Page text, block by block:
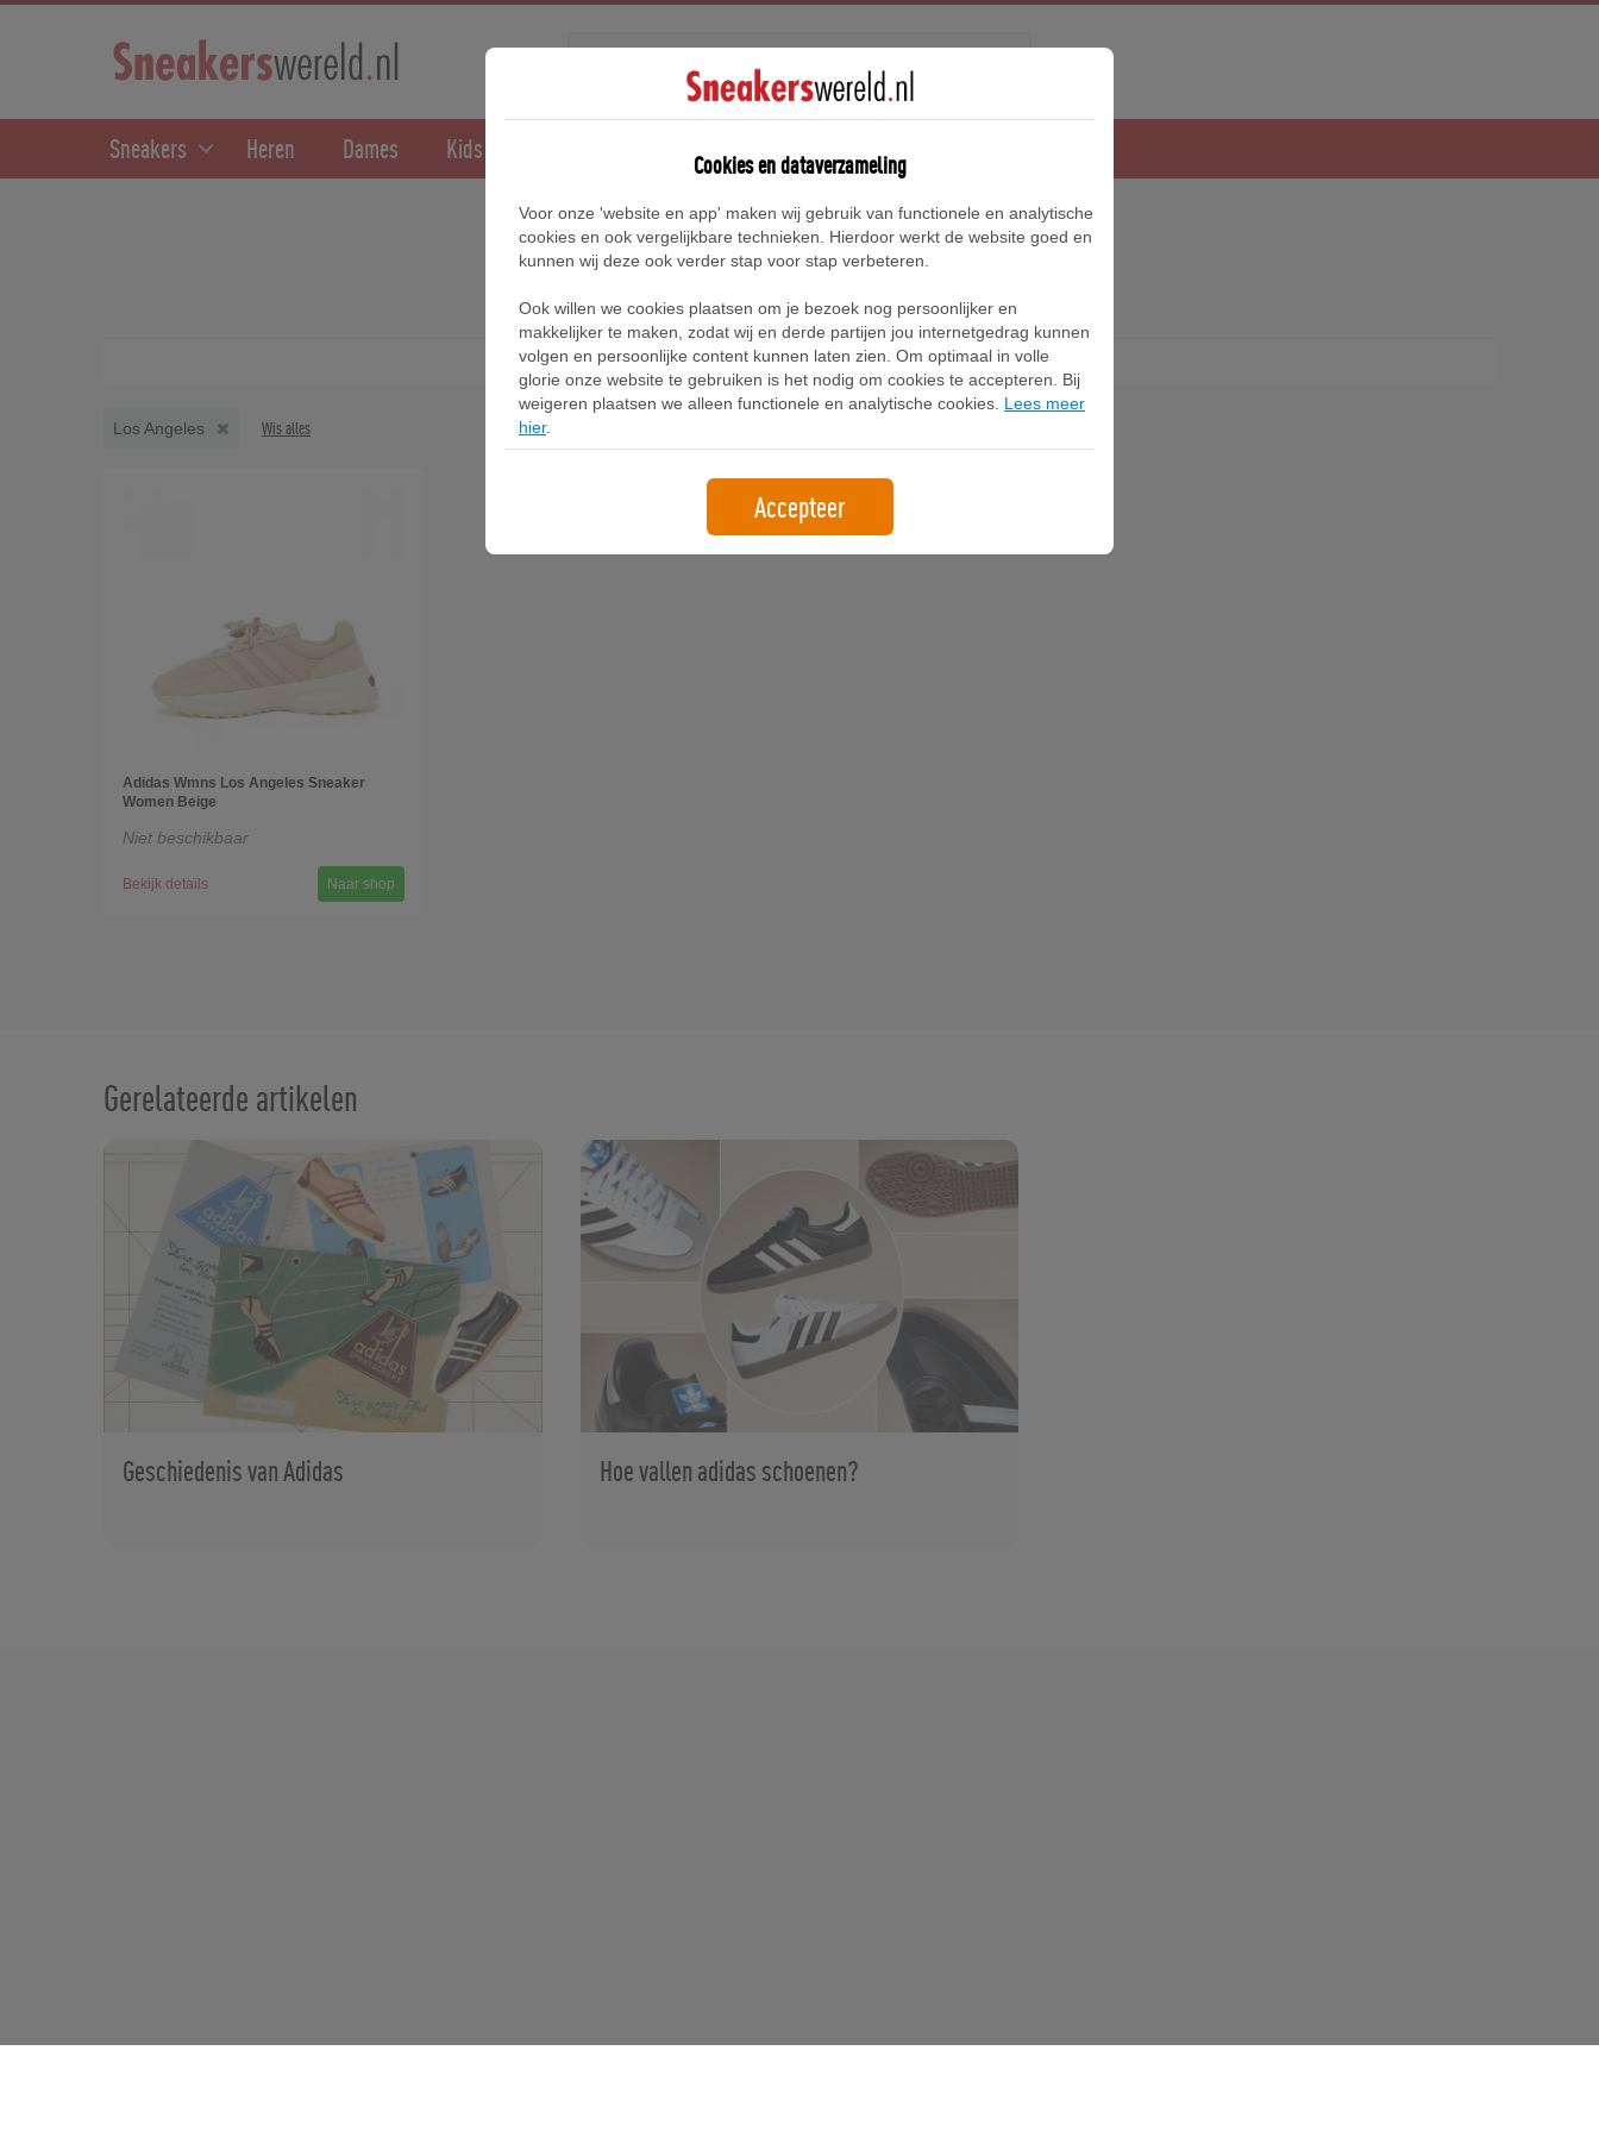
Sneakers Heren Dames Kids
Home Adidas Los Angeles Sneakers
Adidas Los Angeles Sneakers
Filter 1
Los Angeles Wis alles
Adidas Wmns Los Angeles Sneaker
Women Beige
Niet beschikbaar
Bekijk details Naar shop
Gerelateerde artikelen
Geschiedenis van Adidas Hoe vallen adidas schoenen?
Cookies en dataverzameling
Voor onze 'website en app' maken wij gebruik van functionele en analytische
cookies en ook vergelijkbare technieken. Hierdoor werkt de website goed en
kunnen wij deze ook verder stap voor stap verbeteren.
Ook willen we cookies plaatsen om je bezoek nog persoonlijker en
makkelijker te maken, zodat wij en derde partijen jou internetgedrag kunnen
volgen en persoonlijke content kunnen laten zien. Om optimaal in volle
glorie onze website te gebruiken is het nodig om cookies te accepteren. Bij
weigeren plaatsen we alleen functionele en analytische cookies. Lees meer
hier.
Accepteer